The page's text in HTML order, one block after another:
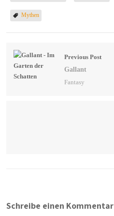
Mythen
Previous Post
Gallant
Fantasy
Schreibe einen Kommentar